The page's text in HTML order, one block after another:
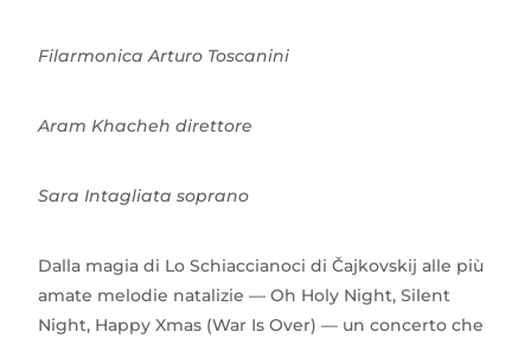
Filarmonica Arturo Toscanini
Aram Khacheh direttore
Sara Intagliata soprano
Dalla magia di Lo Schiaccianoci di Čajkovskij alle più
amate melodie natalizie — Oh Holy Night, Silent
Night, Happy Xmas (War Is Over) — un concerto che